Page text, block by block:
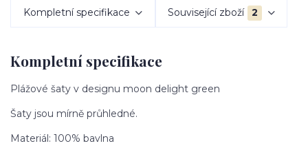
Kompletní specifikace Související zboží 2
Kompletní specifikace
Plážové šaty v designu moon delight green
Šaty jsou mírně průhledné.
Materiál: 100% bavlna